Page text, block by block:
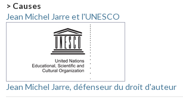
> Causes
Jean Michel Jarre et l'UNESCO
Jean Michel Jarre, défenseur du droit d'auteur